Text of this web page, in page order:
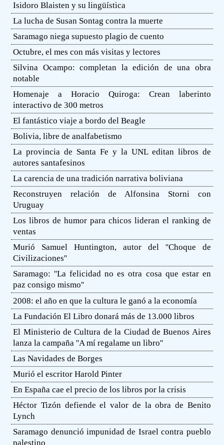
Isidoro Blaisten y su lingüística
La lucha de Susan Sontag contra la muerte
Saramago niega supuesto plagio de cuento
Octubre, el mes con más visitas y lectores
Silvina Ocampo: completan la edición de una obra
notable
Homenaje a Horacio Quiroga: Crean laberinto
interactivo de 300 metros
El fantástico viaje a bordo del Beagle
Bolivia, libre de analfabetismo
La provincia de Santa Fe y la UNL editan libros de
autores santafesinos
La carencia de una tradición narrativa boliviana
Reconstruyen relación de Alfonsina Storni con
Uruguay
Los libros de humor para chicos lideran el ranking de
ventas
Murió Samuel Huntington, autor del ''Choque de
Civilizaciones''
Saramago: ''La felicidad no es otra cosa que estar en
paz consigo mismo''
2008: el año en que la cultura le ganó a la economía
La Fundación El Libro donará más de 13.000 libros
El Ministerio de Cultura de la Ciudad de Buenos Aires
lanza la campaña ''A mí regalame un libro''
Las Navidades de Borges
Murió el escritor Harold Pinter
En España cae el precio de los libros por la crisis
Héctor Tizón defiende el valor de la obra de Benito
Lynch
Saramago denunció impunidad de Israel contra pueblo
palestino